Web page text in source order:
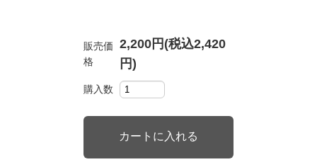
販売価
格
2,200円(税込2,420
円)
購入数